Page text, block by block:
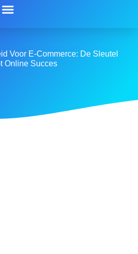
Voor E-Commerce: De Sleutel
Online Succes